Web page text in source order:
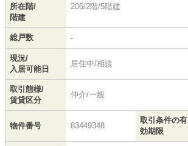
所在階/
階建
206/2階/5階建
総戸数 -
現況/
入居可能日
居住中/相談
取引態様/
賃貸区分
仲介/一般
物件番号 83449348
取引条件の有
効期限